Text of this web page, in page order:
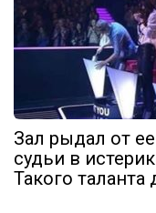
Зал рыдал от
судьи в
Такого